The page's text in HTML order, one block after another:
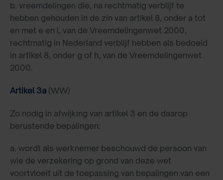
b. vreemdelingen die, na rechtmatig verblijf te
hebben gehouden in de zin van artikel 8, onder a tot
en met e en l, van de Vreemdelingenwet 2000,
rechtmatig in Nederland verblijf hebben als bedoeld
in artikel 8, onder g of h, van de Vreemdelingenwet
2000.
Artikel 3a (WW)
Zo nodig in afwijking van artikel 3 en de daarop
berustende bepalingen:
a. wordt als werknemer beschouwd de persoon van
wie de verzekering op grond van deze wet
voortvloeit uit de toepassing van bepalingen van een